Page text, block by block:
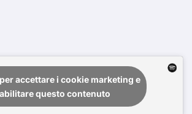
accettare i cookie marketing e
abilitare questo contenuto